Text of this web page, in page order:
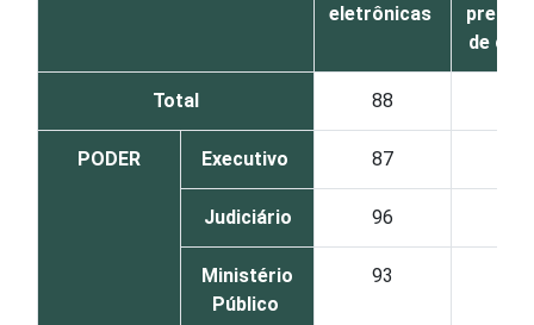
eletrônicas
de
Total 88
PODER Executivo 87
Judiciário 96
Ministério
Público
93